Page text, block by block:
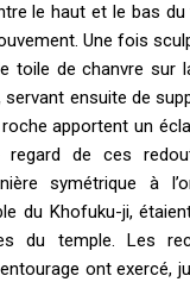
le haut et le bas
Une fois
toile de chanvre sur
servant ensuite de
apportent un
de ces
symétrique à
du Khofuku-ji,
du temple. Les
ont exercé,